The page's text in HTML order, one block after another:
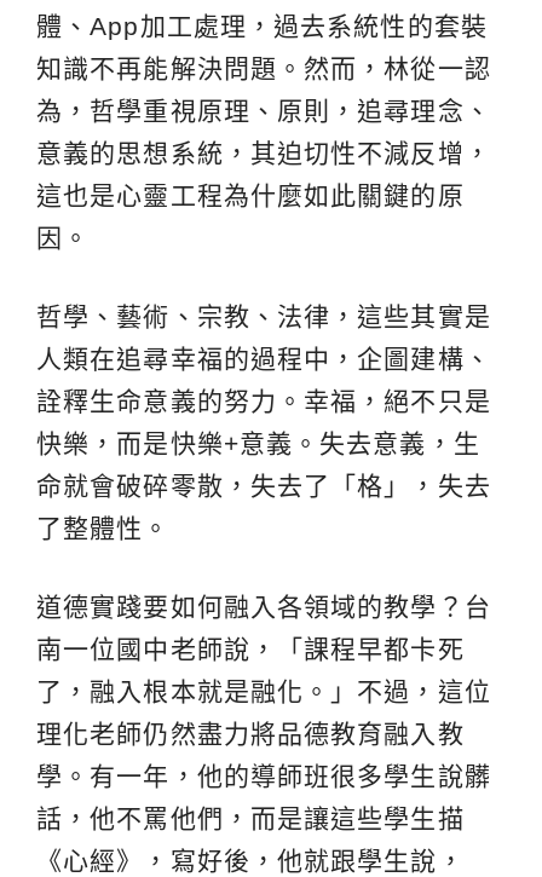
體、App加工處理，過去系統性的套裝
知識不再能解決問題。然而，林從一認
為，哲學重視原理、原則，追尋理念、
意義的思想系統，其迫切性不減反增，
這也是心靈工程為什麼如此關鍵的原
因。
哲學、藝術、宗教、法律，這些其實是
人類在追尋幸福的過程中，企圖建構、
詮釋生命意義的努力。幸福，絕不只是
快樂，而是快樂+意義。失去意義，生
命就會破碎零散，失去了「格」，失去
了整體性。
道德實踐要如何融入各領域的教學？台
南一位國中老師說，「課程早都卡死
了，融入根本就是融化。」不過，這位
理化老師仍然盡力將品德教育融入教
學。有一年，他的導師班很多學生說髒
話，他不罵他們，而是讓這些學生描
《心經》，寫好後，他就跟學生說，